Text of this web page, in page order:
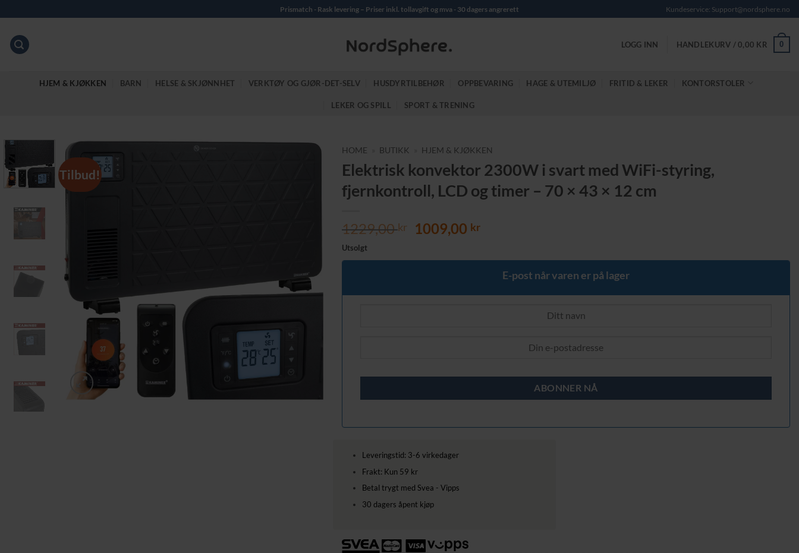
to
content
Prismatch - Rask levering – Priser inkl. tollavgift og mva - 30 dagers angrerett Kundeservice: Support@nordsphere.no
LOGG INN HANDLEKURV /0,00 KR 0
HJEM & KJØKKEN BARN HELSE & SKJØNNHET VERKTØY OG GJØR-DET-SELV HUSDYRTILBEHØR OPPBEVARING HAGE & UTEMILJØ FRITID & LEKER KONTORSTOLER
LEKER OG SPILL SPORT & TRENING
Tilbud!
HOME BUTIKK HJEM & KJØKKEN
Elektrisk konvektor 2300W i svart med WiFi-styring,
fjernkontroll, LCD og timer – 70 × 43 × 12 cm
1229,00kr
Opprinnelig
var:
1009,00 krNåværende
er:
1009,00 kr.
Utsolgt
E-post når varen er på lager
Leveringstid: 3-6 virkedager
Frakt: Kun 59 kr
Betal trygt med Svea - Vipps
30 dagers åpent kjøp